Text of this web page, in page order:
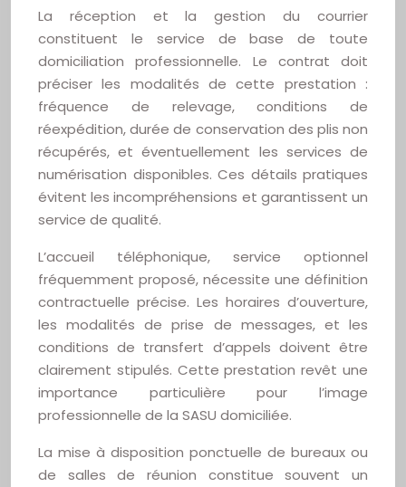
La réception et la gestion du courrier
constituent le service de base de toute
domiciliation professionnelle. Le contrat doit
préciser les modalités de cette prestation :
fréquence de relevage, conditions de
réexpédition, durée de conservation des plis non
récupérés, et éventuellement les services de
numérisation disponibles. Ces détails pratiques
évitent les incompréhensions et garantissent un
service de qualité.
L’accueil téléphonique, service optionnel
fréquemment proposé, nécessite une définition
contractuelle précise. Les horaires d’ouverture,
les modalités de prise de messages, et les
conditions de transfert d’appels doivent être
clairement stipulés. Cette prestation revêt une
importance particulière pour l’image
professionnelle de la SASU domiciliée.
La mise à disposition ponctuelle de bureaux ou
de salles de réunion constitue souvent un